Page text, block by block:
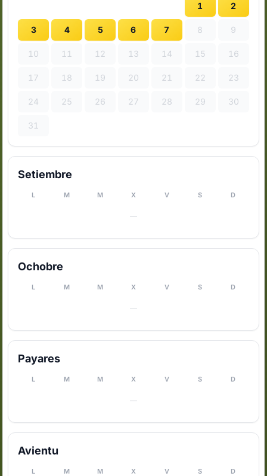
1 2
3 4 5 6 7 8 9
10 11 12 13 14 15 16
17 18 19 20 21 22 23
24 25 26 27 28 29 30
31
Setiembre
L M M X V S D
—
Ochobre
L M M X V S D
—
Payares
L M M X V S D
—
Avientu
L M M X V S D